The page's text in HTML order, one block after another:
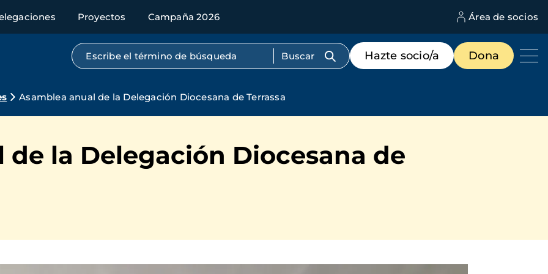
Proyectos Campaña 2026 Área de socios
Búsqueda por texto completo
Menú
de
destacados
Hazte socio/a Dona
Asamblea anual de la Delegación Diocesana de Terrassa
de la Delegación Diocesana de